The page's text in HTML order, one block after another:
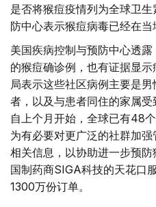
是否将猴痘疫情列为全球卫
防中心表示猴痘病毒已经在当
美国疾病控制与预防中心透
的猴痘确诊例，也有证据显
局表示这些社区病例主要是
者，以及与患者同住的家属受
自上个月开始，全球已有48
为有必要对更广泛的社群加
相关信息，以协助进一步预
国制药商SIGA科技的天花口
1300万份订单。